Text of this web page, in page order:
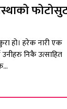
हो। हरेक नारी एक
निकै उत्साहित